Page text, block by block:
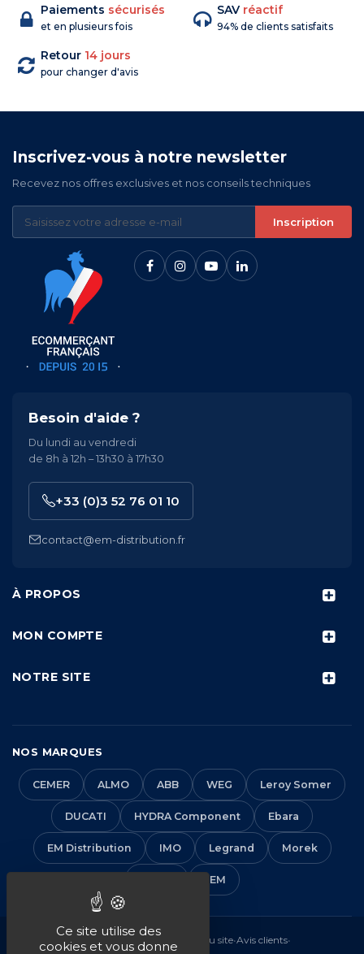
Paiements sécurisés
et en plusieurs fois
SAV réactif
94% de clients satisfaits
Retour 14 jours
pour changer d'avis
Inscrivez-vous à notre newsletter
Recevez nos offres exclusives et nos conseils techniques
Inscription
À PROPOS
MON COMPTE
NOTRE SITE
Besoin d'aide ?
Du lundi au vendredi
de 8h à 12h – 13h30 à 17h30
+33 (0)3 52 76 01 10
contact@em-distribution.fr
NOS MARQUES
CEMER ALMO ABB WEG Leroy Somer
DUCATI HYDRA Component Ebara
EM Distribution IMO Legrand Morek
VEM
Mentions légales Plan du site•Avis clients•
Ce site utilise des
cookies et vous donne